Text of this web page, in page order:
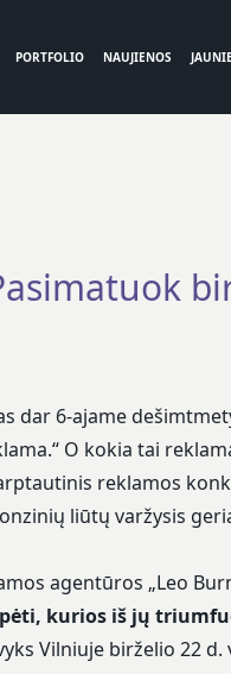
PORTFOLIO NAUJIENOS
dar 6-ajame
O kokia tai
reklamos
liūtų varžysis
agentūros „Leo
kurios iš jų
Vilniuje birželio 22 d.